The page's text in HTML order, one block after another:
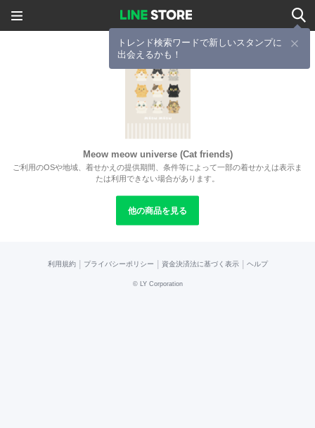
トレンド検索ワードで新しいスタンプに
出会えるかも！
Meow meow universe (Cat friends)
ご利用のOSや地域、着せかえの提供期間、条件等によって一部の着せかえは表示ま
たは利用できない場合があります。
他の商品を見る
利用規約 プライバシーポリシー 資金決済法に基づく表示 ヘルプ
© LY Corporation